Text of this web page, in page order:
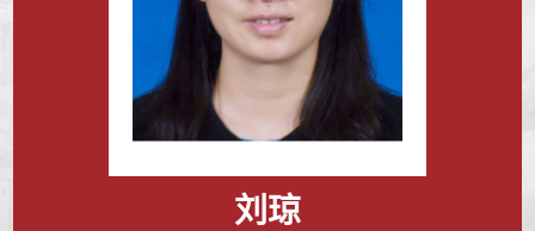
刘琼